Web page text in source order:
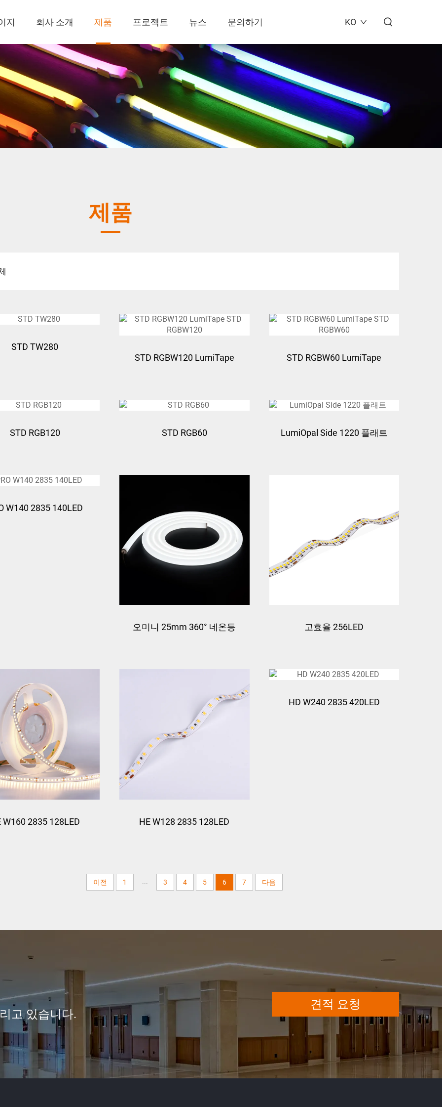
지 회사 소개 제품 프로젝트 뉴스 문의하기 KO
제품
STD TW280
STD RGBW120 LumiTape
STD RGBW60 LumiTape
STD RGB120 STD RGB60 LumiOpal Side 1220 플래트
W140 2835 140LED
오미니 25mm 360° 네온등 고효율 256LED
W160 2835 128LED HE W128 2835 128LED
HD W240 2835 420LED
이전 1 ... 3 4 5 6 7 다음
고 있습니다.
견적 요청